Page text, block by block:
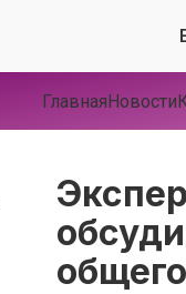
ГлавнаяНовости